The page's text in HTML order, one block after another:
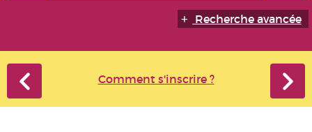
Recherche avancée
Comment s'inscrire ?